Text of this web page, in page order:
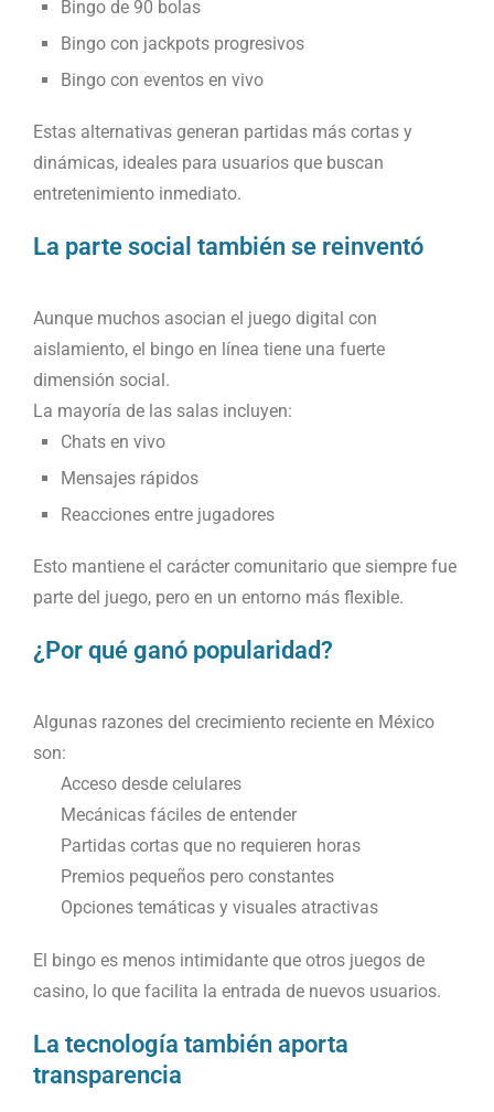
Bingo de 90 bolas
Bingo con jackpots progresivos
Bingo con eventos en vivo
Estas alternativas generan partidas más cortas y
dinámicas, ideales para usuarios que buscan
entretenimiento inmediato.
La parte social también se reinventó
Aunque muchos asocian el juego digital con
aislamiento, el bingo en línea tiene una fuerte
dimensión social.
La mayoría de las salas incluyen:
Chats en vivo
Mensajes rápidos
Reacciones entre jugadores
Esto mantiene el carácter comunitario que siempre fue
parte del juego, pero en un entorno más flexible.
¿Por qué ganó popularidad?
Algunas razones del crecimiento reciente en México
son:
Acceso desde celulares
Mecánicas fáciles de entender
Partidas cortas que no requieren horas
Premios pequeños pero constantes
Opciones temáticas y visuales atractivas
El bingo es menos intimidante que otros juegos de
casino, lo que facilita la entrada de nuevos usuarios.
La tecnología también aporta
transparencia